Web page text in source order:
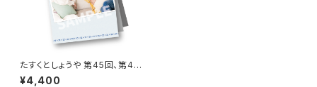
たすくとしょうや 第45回、第46
回 パンフレット
¥4,400